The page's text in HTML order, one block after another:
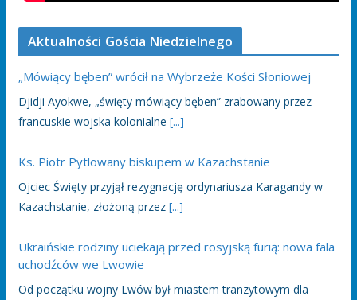
Aktualności Gościa Niedzielnego
„Mówiący bęben” wrócił na Wybrzeże Kości Słoniowej
Djidji Ayokwe, „święty mówiący bęben” zrabowany przez
francuskie wojska kolonialne [...]
Ks. Piotr Pytlowany biskupem w Kazachstanie
Ojciec Święty przyjął rezygnację ordynariusza Karagandy w
Kazachstanie, złożoną przez [...]
Ukraińskie rodziny uciekają przed rosyjską furią: nowa fala
uchodźców we Lwowie
Od początku wojny Lwów był miastem tranzytowym dla